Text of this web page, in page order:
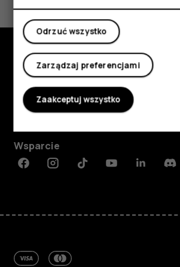
Moje konto
Poznaj
Informacje
Wsparcie
FacebookInstagramTiktokYoutubeLinkedin
Odrzuć wszystko
Zarządzaj preferencjami
Zaakceptuj wszystko